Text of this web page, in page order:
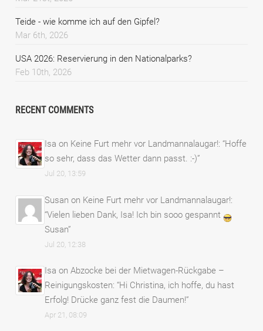
Teide - wie komme ich auf den Gipfel?
Mar 6th, 2026
USA 2026: Reservierung in den Nationalparks?
Feb 10th, 2026
RECENT COMMENTS
Isa on Keine Furt mehr vor Landmannalaugar!: “Hoffe
so sehr, dass das Wetter dann passt. :-)”
Jul 20, 13:59
Susan on Keine Furt mehr vor Landmannalaugar!:
“Vielen lieben Dank, Isa! Ich bin sooo gespannt
Susan”
Jul 20, 12:38
Isa onAbzocke bei der Mietwagen-Rückgabe –
Reinigungskosten: “Hi Christina, ich hoffe, du hast
Erfolg! Drücke ganz fest die Daumen!”
Apr 21, 08:09